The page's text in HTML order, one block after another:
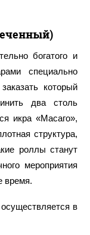
богатого и
специально
который
два столь
икра «Масаго»,
структура,
роллы станут
мероприятия
время.
осуществляется в